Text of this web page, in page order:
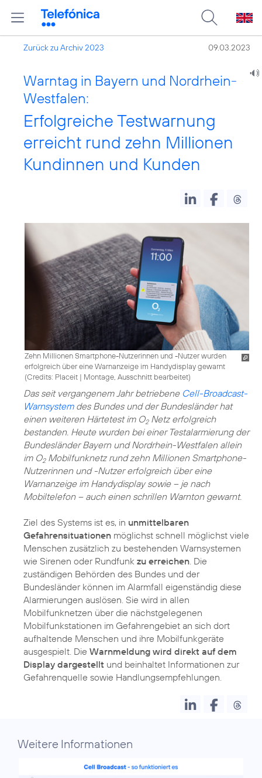
Zurück zu Archiv 2023 09.03.2023
Warntag in Bayern und Nordrhein-
Westfalen:
Erfolgreiche Testwarnung
erreicht rund zehn Millionen
Kundinnen und Kunden
Zehn Millionen Smartphone-Nutzerinnen und -Nutzer wurden
erfolgreich über eine Warnanzeige im Handydisplay gewarnt
(Credits: Placeit | Montage, Ausschnitt bearbeitet)
Das seit vergangenem Jahr betriebene Cell-Broadcast-
Warnsystemdes Bundes und der Bundesländer hat
einen weiteren Härtetest im O2Netz erfolgreich
bestanden. Heute wurden bei einer Testalarmierung der
Bundesländer Bayern und Nordrhein-Westfalen allein
im O2Mobilfunknetz rund zehn Millionen Smartphone-
Nutzerinnen und -Nutzer erfolgreich über eine
Warnanzeige im Handydisplay sowie – je nach
Mobiltelefon – auch einen schrillen Warnton gewarnt.
Ziel des Systems ist es, in unmittelbaren
Gefahrensituationen möglichst schnell möglichst viele
Menschen zusätzlich zu bestehenden Warnsystemen
wie Sirenen oder Rundfunk zu erreichen . Die
zuständigen Behörden des Bundes und der
Bundesländer können im Alarmfall eigenständig diese
Alarmierungen auslösen. Sie wird in allen
Mobilfunknetzen über die nächstgelegenen
Mobilfunkstationen im Gefahrengebiet an sich dort
aufhaltende Menschen und ihre Mobilfunkgeräte
ausgespielt. Die Warnmeldung wird direkt auf dem
Display dargestellt und beinhaltet Informationen zur
Gefahrenquelle sowie Handlungsempfehlungen.
Weitere Informationen